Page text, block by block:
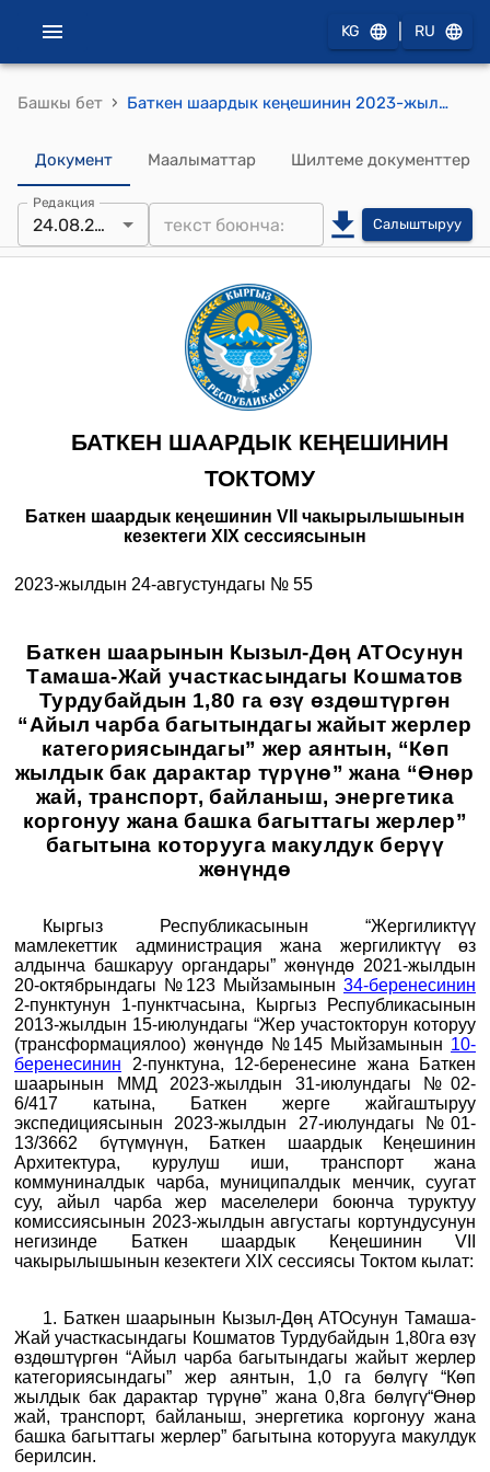
KG RU
Башкы бет › Баткен шаардык кеңешинин 2023-жылдын 24-августундагы № 55 "Баткен шаарынын Кызыл-Дөң АТОсунун Тамаша-Жай участкасындагы Кошматов Турдубайдын 1,80 га өзү өздөштүргөн “Айыл чарба багытындагы жайыт жерлер категориясындагы” жер аянтын, “Көп жылдык бак дарактар түрүнө” жана “Өнөр жай, транспорт, байланыш, энергетика коргонуу жана башка багыттагы жерлер” багытына которууга макулдук берүү жөнүндө" токтому
Документ Маалыматтар Шилтеме документтер
Редакция
24.08.2023 Салыштыруу